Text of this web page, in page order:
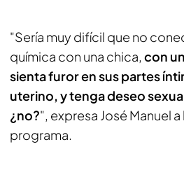
"Sería muy difícil que no
química con una chica, con
sienta furor en sus partes
uterino, y tenga deseo
¿no?", expresa José Manuel
programa.